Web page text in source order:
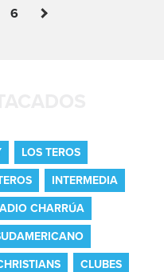
6
LOS TEROS
INTERMEDIA
CHARRÚA
CLUBES